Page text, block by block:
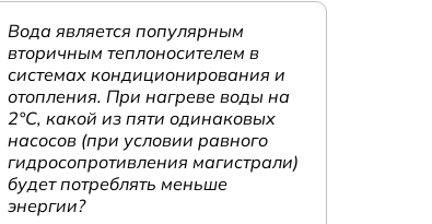
Вода является популярным
вторичным теплоносителем в
системах кондиционирования и
отопления. При нагреве воды на
2°С, какой из пяти одинаковых
насосов (при условии равного
гидросопротивления магистрали)
будет потреблять меньше
энергии?